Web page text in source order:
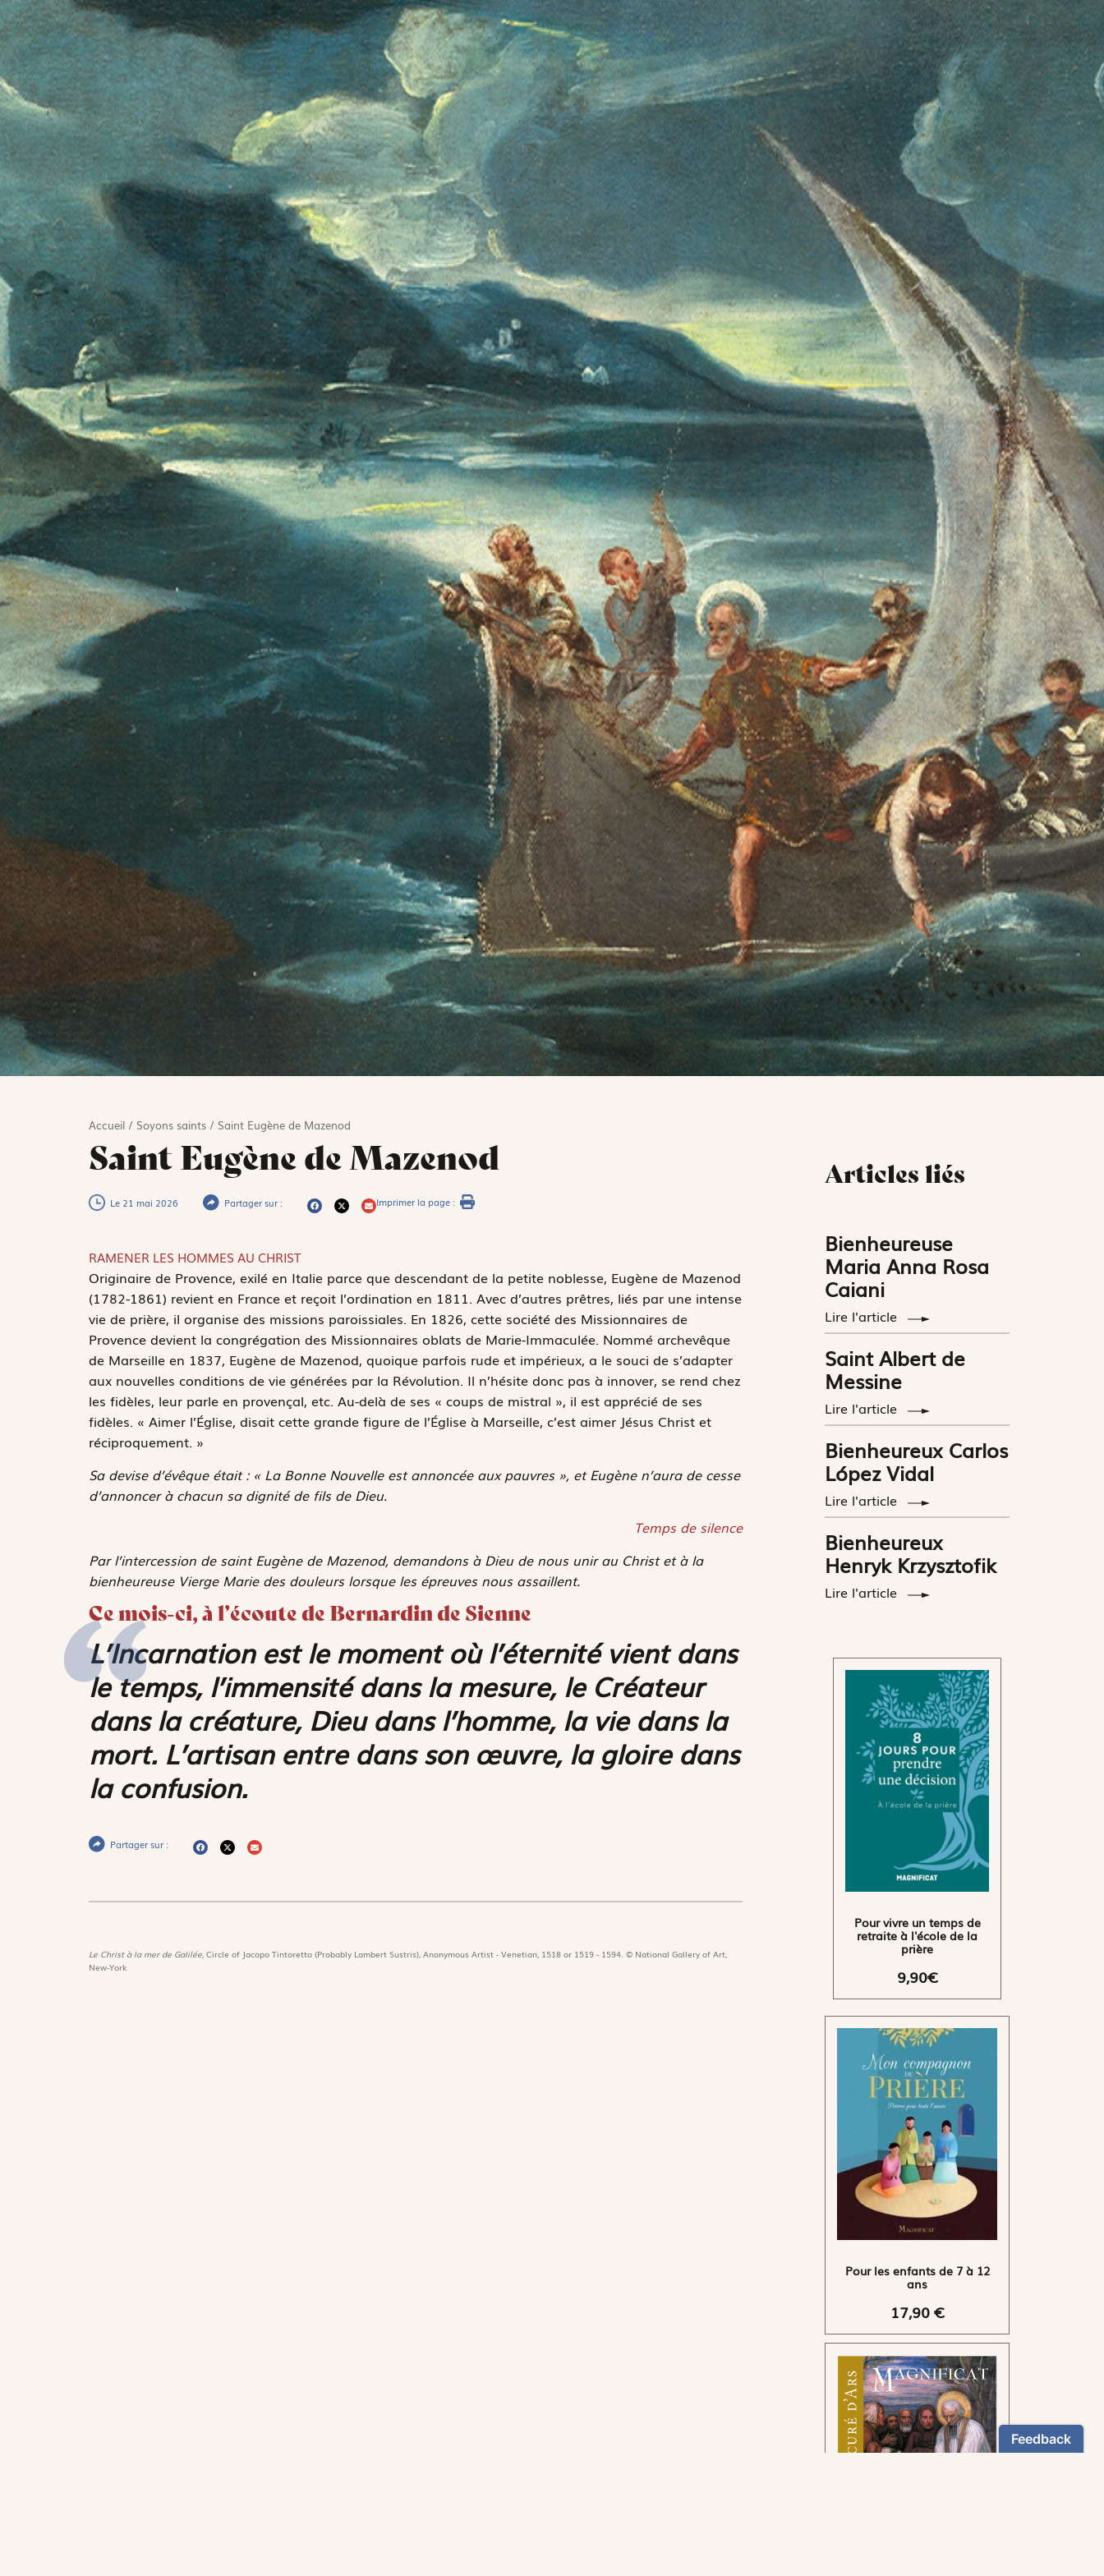
Accueil/ Soyons saints/ Saint Eugène de Mazenod
Saint Eugène de Mazenod
Le 21 mai 2026 Partager sur : Imprimer la page :
RAMENER LES HOMMES AU CHRIST
Originaire de Provence, exilé en Italie parce que descendant de la petite noblesse, Eugène de Mazenod
(1782-1861) revient en France et reçoit l’ordination en 1811. Avec d’autres prêtres, liés par une intense
vie de prière, il organise des missions paroissiales. En 1826, cette société des Missionnaires de
Provence devient la congrégation des Missionnaires oblats de Marie-Immaculée. Nommé archevêque
de Marseille en 1837, Eugène de Mazenod, quoique parfois rude et impérieux, a le souci de s’adapter
aux nouvelles conditions de vie générées par la Révolution. Il n’hésite donc pas à innover, se rend chez
les fidèles, leur parle en provençal, etc. Au-delà de ses « coups de mistral », il est apprécié de ses
fidèles. « Aimer l’Église, disait cette grande figure de l’Église à Marseille, c’est aimer Jésus Christ et
réciproquement. »
Sa devise d’évêque était : « La Bonne Nouvelle est annoncée aux pauvres », et Eugène n’aura de cesse
d’annoncer à chacun sa dignité de fils de Dieu.
Temps de silence
Par l’intercession de saint Eugène de Mazenod, demandons à Dieu de nous unir au Christ et à la
bienheureuse Vierge Marie des douleurs lorsque les épreuves nous assaillent.
Ce mois-ci, à l’écoute de Bernardin de Sienne
L’Incarnation est le moment où l’éternité vient dans
le temps, l’immensité dans la mesure, le Créateur
dans la créature, Dieu dans l’homme, la vie dans la
mort. L’artisan entre dans son œuvre, la gloire dans
la confusion.
Partager sur :
Le Christ à la mer de Galilée, Circle of Jacopo Tintoretto (Probably Lambert Sustris), Anonymous Artist - Venetian, 1518 or 1519 - 1594. © National Gallery of Art,
New-York
Articles liés
Bienheureuse
Maria Anna Rosa
Caiani
Lire l'article
Saint Albert de
Messine
Lire l'article
Bienheureux Carlos
López Vidal
Lire l'article
Bienheureux
Henryk Krzysztofik
Lire l'article
Pour vivre un temps de
retraite à l'école de la
prière
9,90€
Pour les enfants de 7 à 12
ans
17,90 €